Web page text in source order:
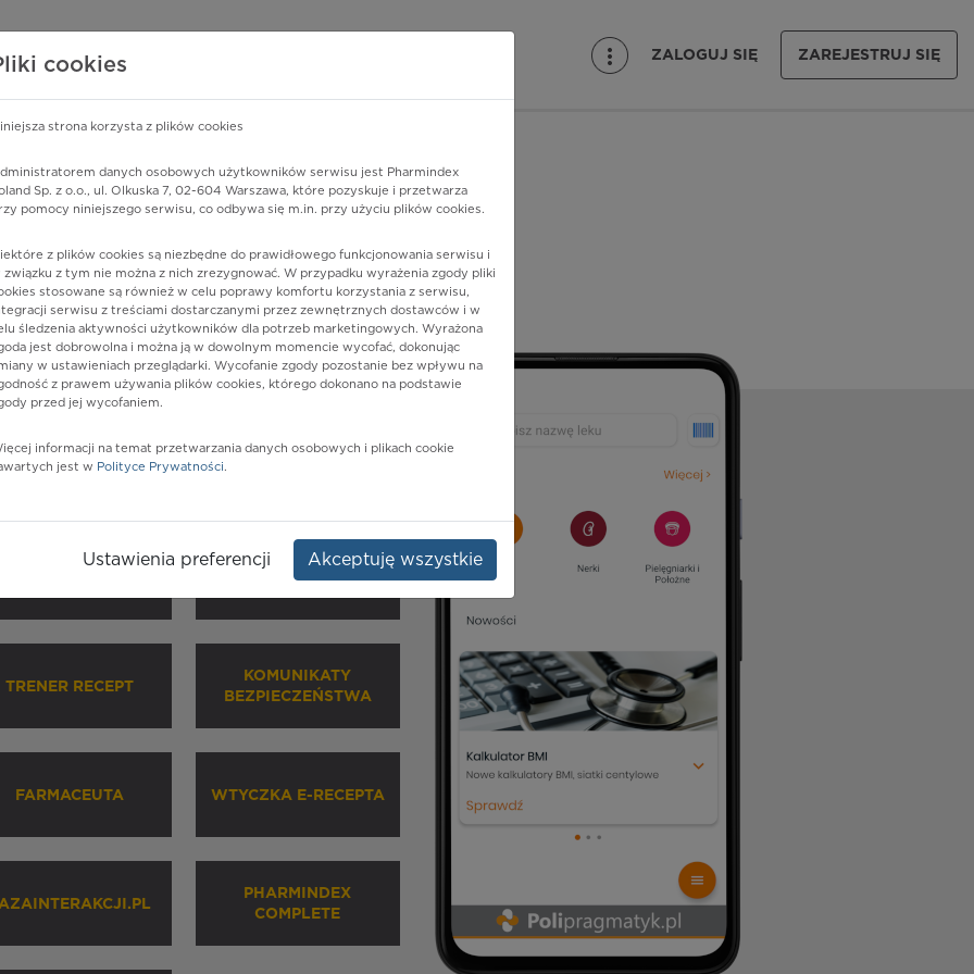
o lekach
PHARMINDEX ZALOGUJ SIĘ ZAREJESTRUJ SIĘ
ochrony zdrowia
INHALATORY
TRENER RECEPT
KOMUNIKATY
BEZPIECZEŃSTWA
FARMACEUTA WTYCZKA E-RECEPTA
PHARMINDEX
COMPLETE
cookies
strona korzysta z plików cookies
danych osobowych użytkowników serwisu jest Pharmindex
Sp. z o.o., ul. Olkuska 7, 02-604 Warszawa, które pozyskuje i przetwarza
pomocy niniejszego serwisu, co odbywa się m.in. przy użyciu plików cookies.
z plików cookies są niezbędne do prawidłowego funkcjonowania serwisu i
związku z tym nie można z nich zrezygnować. W przypadku wyrażenia zgody pliki
stosowane są również w celu poprawy komfortu korzystania z serwisu,
serwisu z treściami dostarczanymi przez zewnętrznych dostawców i w
śledzenia aktywności użytkowników dla potrzeb marketingowych. Wyrażona
jest dobrowolna i można ją w dowolnym momencie wycofać, dokonując
w ustawieniach przeglądarki. Wycofanie zgody pozostanie bez wpływu na
z prawem używania plików cookies, którego dokonano na podstawie
przed jej wycofaniem.
informacji na temat przetwarzania danych osobowych i plikach cookie
jest w Polityce Prywatności.
Ustawienia preferencji Akceptuję wszystkie